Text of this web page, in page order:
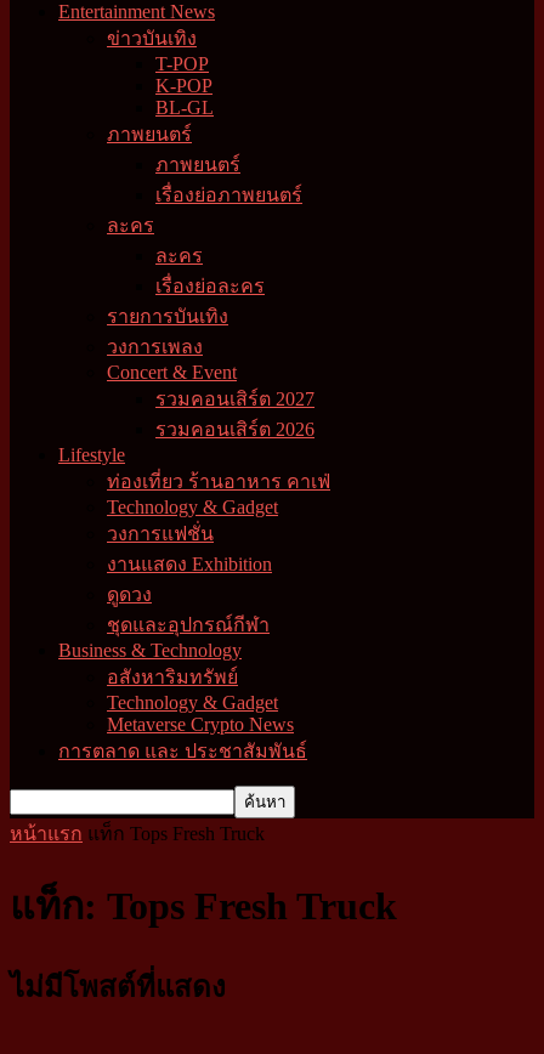
Entertainment News
ข่าวบันเทิง
T-POP
K-POP
BL-GL
ภาพยนตร์
ภาพยนตร์
เรื่องย่อภาพยนตร์
ละคร
ละคร
เรื่องย่อละคร
รายการบันเทิง
วงการเพลง
Concert & Event
รวมคอนเสิร์ต 2027
รวมคอนเสิร์ต 2026
Lifestyle
ท่องเที่ยว ร้านอาหาร คาเฟ่
Technology & Gadget
วงการแฟชั่น
งานแสดง Exhibition
ดูดวง
ชุดและอุปกรณ์กีฬา
Business & Technology
อสังหาริมทรัพย์
Technology & Gadget
Metaverse Crypto News
การตลาด และ ประชาสัมพันธ์
หน้าแรก แท็ก Tops Fresh Truck
แท็ก: Tops Fresh Truck
ไม่มีโพสต์ที่แสดง